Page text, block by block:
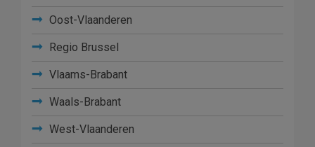
Oost-Vlaanderen
Regio Brussel
Vlaams-Brabant
Waals-Brabant
West-Vlaanderen